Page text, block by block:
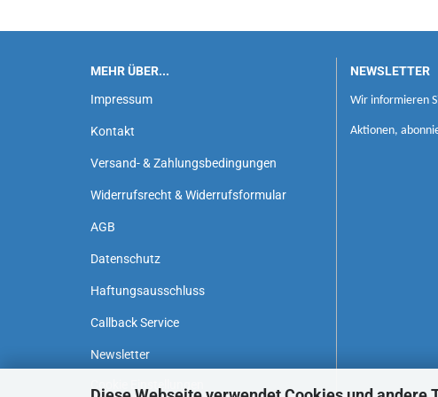
MEHR ÜBER...
Impressum
Kontakt
Versand- & Zahlungsbedingungen
Widerrufsrecht & Widerrufsformular
AGB
Datenschutz
Haftungsausschluss
Callback Service
Newsletter
NEWSLETTER
Wir informieren
Aktionen,